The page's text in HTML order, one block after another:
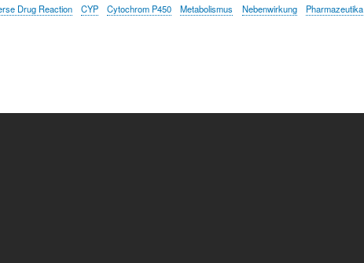
Drug Reaction CYP Cytochrom P450 Metabolismus Nebenwirkung Pharmazeutika